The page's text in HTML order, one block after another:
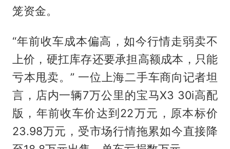
笼资金。
“年前收车成本偏高，如今行情走弱卖不
上价，硬扛库存还要承担高额成本，只能
亏本甩卖。” 一位上海二手车商向记者坦
言，店内一辆7万公里的宝马X3 30i高配
版，年前收车价达到22万元，原本标价
23.98万元，受市场行情拖累如今直接降